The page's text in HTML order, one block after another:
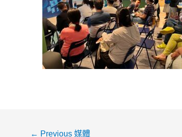
← Previous 媒體